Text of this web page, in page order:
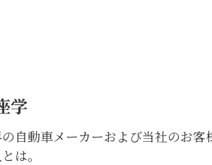
学
自動車メーカーおよび当社のお客
は。